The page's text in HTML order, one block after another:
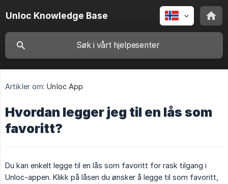
Unloc Knowledge Base
Artikler om: Unloc App
Hvordan legger jeg til en lås som
favoritt?
Du kan enkelt legge til en lås som favoritt for rask tilgang i
Unloc-appen. Klikk på låsen du ønsker å legge til som favoritt,